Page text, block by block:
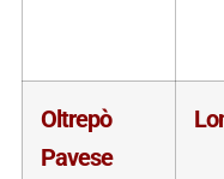
Oltrepò
Pavese